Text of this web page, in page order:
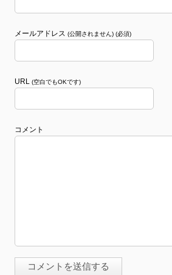
メールアドレス (公開されません) (必須)
URL (空白でもOKです)
コメント